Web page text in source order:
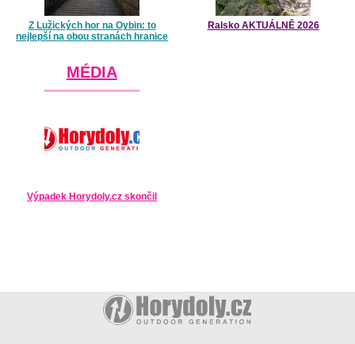
Z Lužických hor na Oybin: to
nejlepší na obou stranách hranice
Ralsko AKTUÁLNĚ 2026
MÉDIA
Výpadek Horydoly.cz skončil